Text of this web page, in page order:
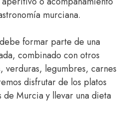
murciana.
formar parte de una
combinado con otros
verduras, legumbres, carnes
disfrutar de los platos
Murcia y llevar una dieta